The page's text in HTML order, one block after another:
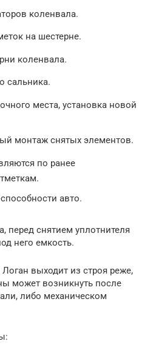
коленвала.
на шестерне.
коленвала.
сальника.
места, установка новой
монтаж снятых элементов.
по ранее
авто.
перед снятием уплотнителя
него емкость.
выходит из строя реже,
может возникнуть после
либо механическом